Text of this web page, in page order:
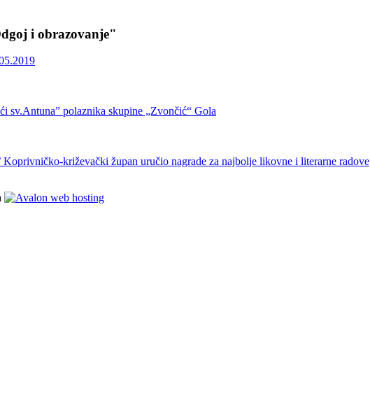
i obrazovanje"
sv.Antuna” polaznika skupine „Zvončić“ Gola
križevački župan uručio nagrade za najbolje likovne i literarne radove